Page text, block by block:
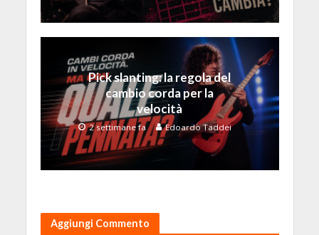
Pick slanting: la regola del
cambio corda per la
velocità
2 settimane fa Edoardo Taddei
Aggiungi Commento